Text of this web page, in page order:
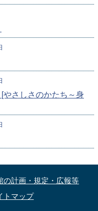
さしさのかたち～身
の計画・規定・広報等
トマップ